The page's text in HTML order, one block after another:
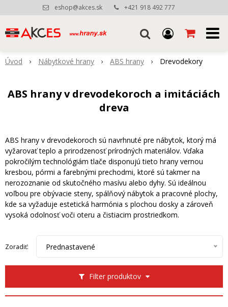
eshop@akces.sk +421 918 492 777
Úvod Nábytkové hrany ABS hrany Drevodekory
ABS hrany v drevodekoroch a imitáciách
dreva
ABS hrany v drevodekoroch sú navrhnuté pre nábytok, ktorý má
vyžarovať teplo a prirodzenosť prírodných materiálov. Vďaka
pokročilým technológiám tlače disponujú tieto hrany vernou
kresbou, pórmi a farebnými prechodmi, ktoré sú takmer na
nerozoznanie od skutočného masívu alebo dyhy. Sú ideálnou
voľbou pre obývacie steny, spálňový nábytok a pracovné plochy,
kde sa vyžaduje estetická harmónia s plochou dosky a zároveň
vysoká odolnosť voči oteru a čistiacim prostriedkom.
Filter produktov
Zoradiť: Prednastavené